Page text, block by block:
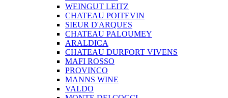
WEINGUT LEITZ
CHATEAU POITEVIN
SIEUR D'ARQUES
CHATEAU PALOUMEY
ARALDICA
CHATEAU DURFORT VIVENS
MAFI ROSSO
PROVINCO
MANNS WINE
VALDO